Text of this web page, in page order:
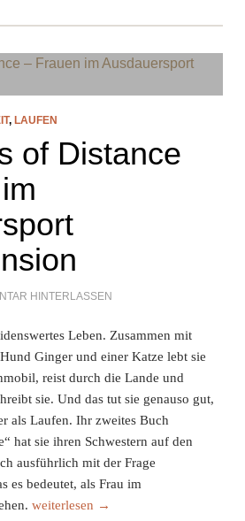
, LAUFEN
of Distance
HINTERLASSEN
Leben. Zusammen mit
Ginger und einer Katze lebt sie
reist durch die Lande und
sie. Und das tut sie genauso gut,
als Laufen. Ihr zweites Buch
hat sie ihren Schwestern auf den
ausführlich mit der Frage
es bedeutet, als Frau im
Daughters of Distance – Frauen im
weiterlesen →